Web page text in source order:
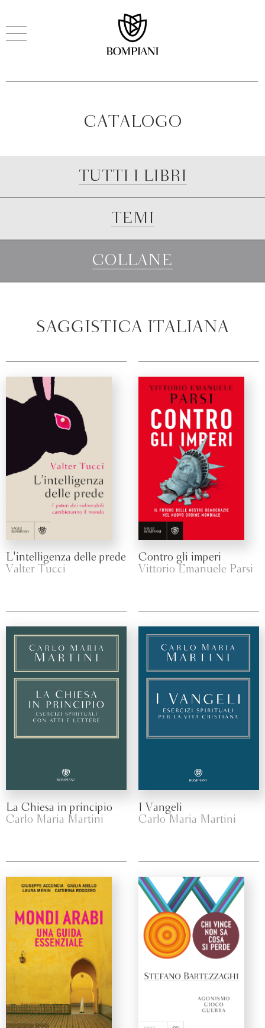
CATALOGO
TUTTI I LIBRI
TEMI
COLLANE
SAGGISTICA ITALIANA
L'intelligenza delle prede
Valter Tucci
Contro gli imperi
Vittorio Emanuele Parsi
La Chiesa in principio
Carlo Maria Martini
I Vangeli
Carlo Maria Martini